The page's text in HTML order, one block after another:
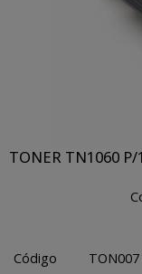
TONER TN1060
Código
TON007